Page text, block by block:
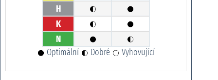
H
K
N
Optimální Dobré Vyhovující